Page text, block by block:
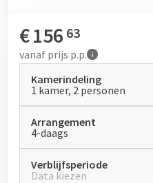
Dierenpark Amersfoort toe
Boek nu dit nachtje weg in de
een ontspannen voorjaar
€156 63
vanaf prijs p.p.
Kamerindeling
1 kamer, 2 personen
Arrangement
4-daags
Verblijfsperiode
Data kiezen